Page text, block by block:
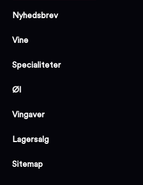
Nyhedsbrev
Vine
Specialiteter
Øl
Vingaver
Lagersalg
Sitemap